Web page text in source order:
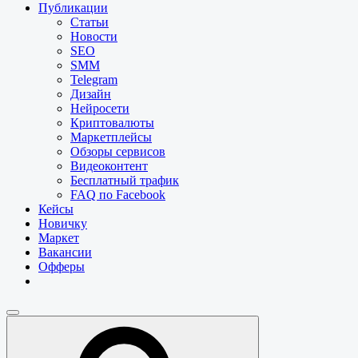
Публикации
Статьи
Новости
SEO
SMM
Telegram
Дизайн
Нейросети
Криптовалюты
Маркетплейсы
Обзоры сервисов
Видеоконтент
Бесплатный трафик
FAQ по Facebook
Кейсы
Новичку
Маркет
Вакансии
Офферы